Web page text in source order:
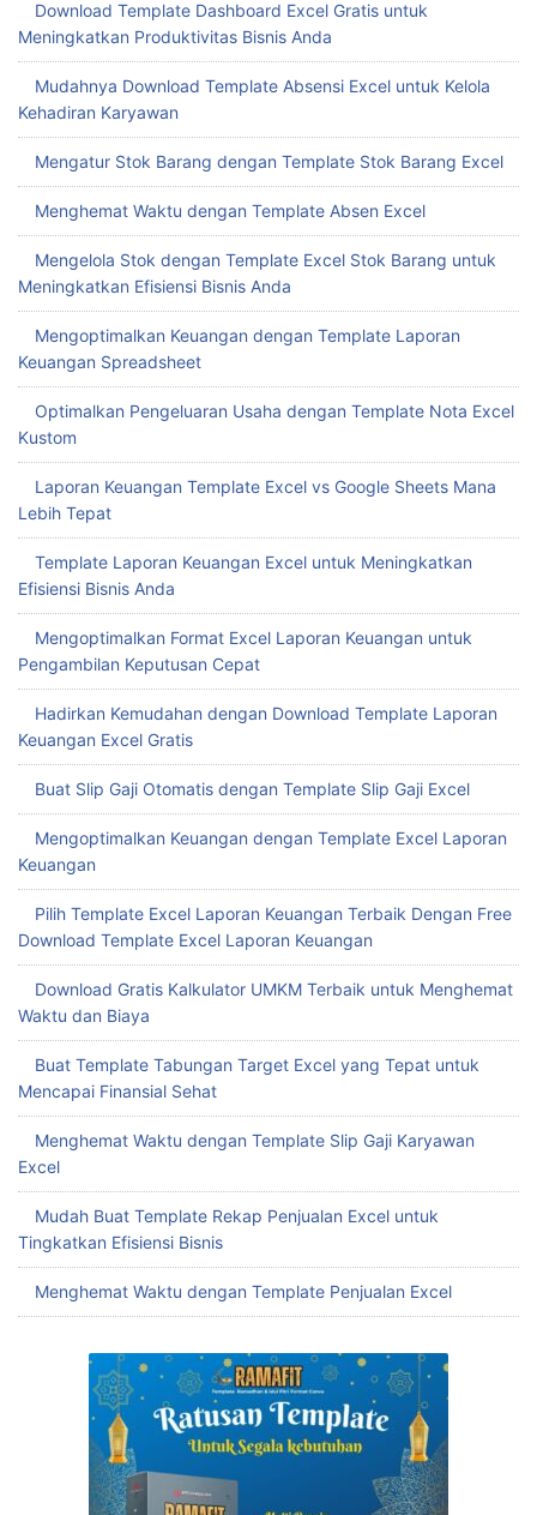
Download Template Dashboard Excel Gratis untuk
Meningkatkan Produktivitas Bisnis Anda
Mudahnya Download Template Absensi Excel untuk Kelola
Kehadiran Karyawan
Mengatur Stok Barang dengan Template Stok Barang Excel
Menghemat Waktu dengan Template Absen Excel
Mengelola Stok dengan Template Excel Stok Barang untuk
Meningkatkan Efisiensi Bisnis Anda
Mengoptimalkan Keuangan dengan Template Laporan
Keuangan Spreadsheet
Optimalkan Pengeluaran Usaha dengan Template Nota Excel
Kustom
Laporan Keuangan Template Excel vs Google Sheets Mana
Lebih Tepat
Template Laporan Keuangan Excel untuk Meningkatkan
Efisiensi Bisnis Anda
Mengoptimalkan Format Excel Laporan Keuangan untuk
Pengambilan Keputusan Cepat
Hadirkan Kemudahan dengan Download Template Laporan
Keuangan Excel Gratis
Buat Slip Gaji Otomatis dengan Template Slip Gaji Excel
Mengoptimalkan Keuangan dengan Template Excel Laporan
Keuangan
Pilih Template Excel Laporan Keuangan Terbaik Dengan Free
Download Template Excel Laporan Keuangan
Download Gratis Kalkulator UMKM Terbaik untuk Menghemat
Waktu dan Biaya
Buat Template Tabungan Target Excel yang Tepat untuk
Mencapai Finansial Sehat
Menghemat Waktu dengan Template Slip Gaji Karyawan
Excel
Mudah Buat Template Rekap Penjualan Excel untuk
Tingkatkan Efisiensi Bisnis
Menghemat Waktu dengan Template Penjualan Excel